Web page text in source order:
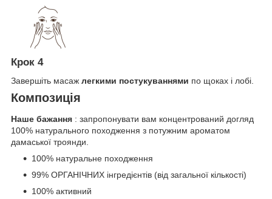
Крок 4
Завершіть масаж легкими постукуваннями по щоках і лобі.
Композиція
Наше бажання : запропонувати вам концентрований догляд
100% натурального походження з потужним ароматом
дамаської троянди.
100% натуральне походження
99% ОРГАНІЧНИХ інгредієнтів (від загальної кількості)
100% активний